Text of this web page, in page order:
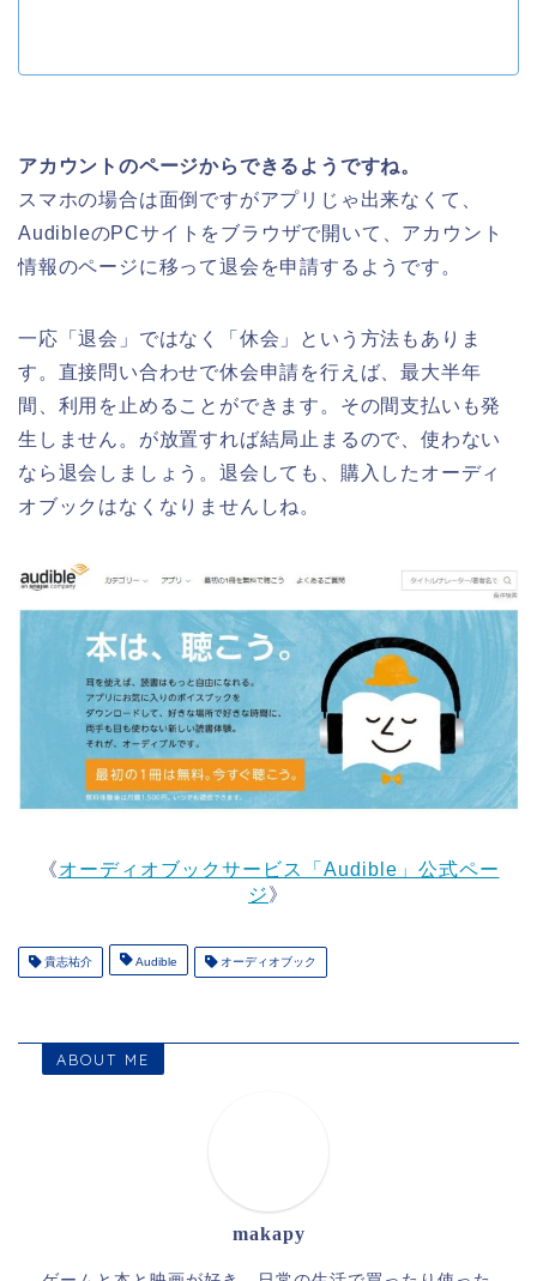
アカウントのページからできるようですね。
スマホの場合は面倒ですがアプリじゃ出来なくて、
AudibleのPCサイトをブラウザで開いて、アカウント
情報のページに移って退会を申請するようです。
一応「退会」ではなく「休会」という方法もありま
す。直接問い合わせで休会申請を行えば、最大半年
間、利用を止めることができます。その間支払いも発
生しません。が放置すれば結局止まるので、使わない
なら退会しましょう。退会しても、購入したオーディ
オブックはなくなりませんしね。
《オーディオブックサービス「Audible」公式ペー
ジ》
貴志祐介 Audible オーディオブック
ABOUT ME
makapy